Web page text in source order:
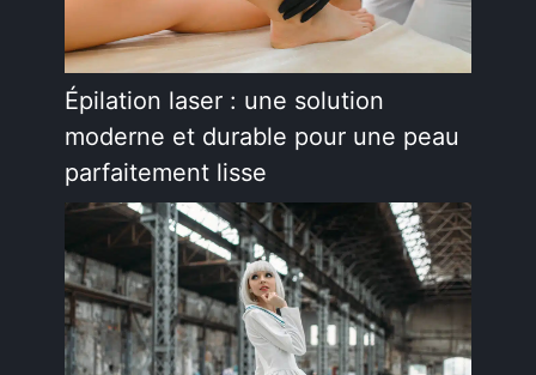
Épilation laser : une solution
moderne et durable pour une peau
parfaitement lisse